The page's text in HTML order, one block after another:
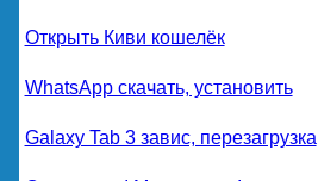
Открыть Киви кошелёк
WhatsApp скачать, установить
Galaxy Tab 3 завис, перезагрузка